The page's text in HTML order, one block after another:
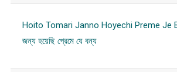
Hoito Tomari Janno Hoyechi Preme Je
জন্য হয়েছি প্রেমে যে বন্য